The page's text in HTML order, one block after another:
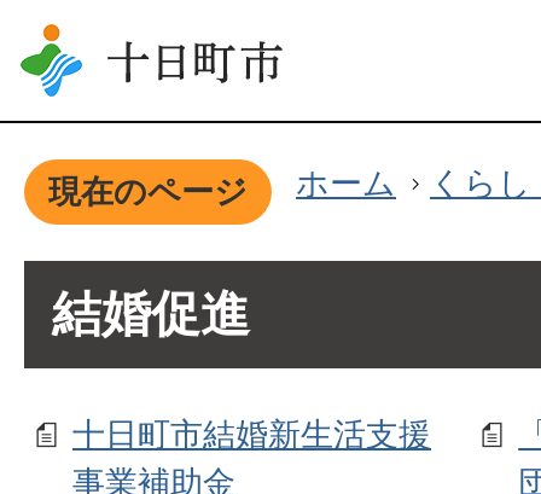
現在のページ ホーム くら
結婚促進
十日町市結婚新生活支援
事業補助金